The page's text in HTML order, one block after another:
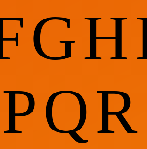
GH
PQR